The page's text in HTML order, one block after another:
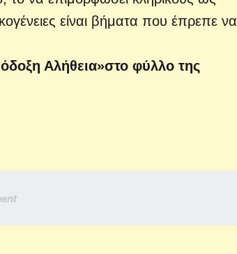
είναι βήματα που έπρεπε να
Αλήθεια»στο φύλλο της